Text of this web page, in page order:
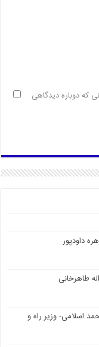
که دوباره دیدگاهی
داودپور
طاهرخانی
اسلامی- وزیر راه و